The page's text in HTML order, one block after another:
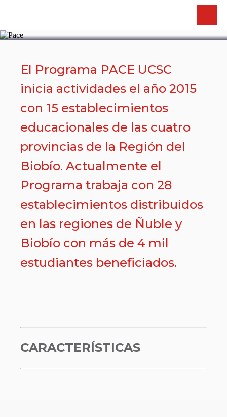
El Programa PACE UCSC
inicia actividades el año 2015
con 15 establecimientos
educacionales de las cuatro
provincias de la Región del
Biobío. Actualmente el
Programa trabaja con 28
establecimientos distribuidos
en las regiones de Ñuble y
Biobío con más de 4 mil
estudiantes beneficiados.
CARACTERÍSTICAS